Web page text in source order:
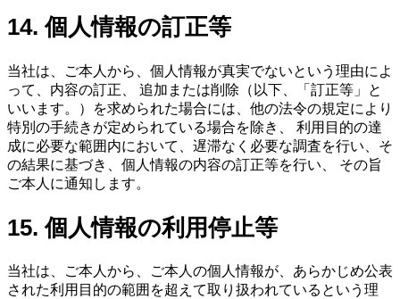
14. 個人情報の訂正等
当社は、ご本人から、個人情報が真実でないという理由によ
って、内容の訂正、 追加または削除（以下、「訂正等」と
いいます。）を求められた場合には、他の法令の規定により
特別の手続きが定められている場合を除き、 利用目的の達
成に必要な範囲内において、遅滞なく必要な調査を行い、そ
の結果に基づき、個人情報の内容の訂正等を行い、 その旨
ご本人に通知します。
15. 個人情報の利用停止等
当社は、ご本人から、ご本人の個人情報が、あらかじめ公表
された利用目的の範囲を超えて取り扱われているという理